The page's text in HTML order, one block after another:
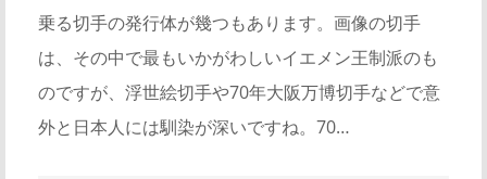
乗る切手の発行体が幾つもあります。画像の切手
は、その中で最もいかがわしいイエメン王制派のも
のですが、浮世絵切手や70年大阪万博切手などで意
外と日本人には馴染が深いですね。70…